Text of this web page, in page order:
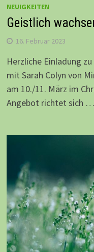
NEUIGKEITEN
Geistlich
16. Februar 2023
Herzliche Einladung
mit Sarah Colyn von
am 10./11. März im
Angebot richtet sich …